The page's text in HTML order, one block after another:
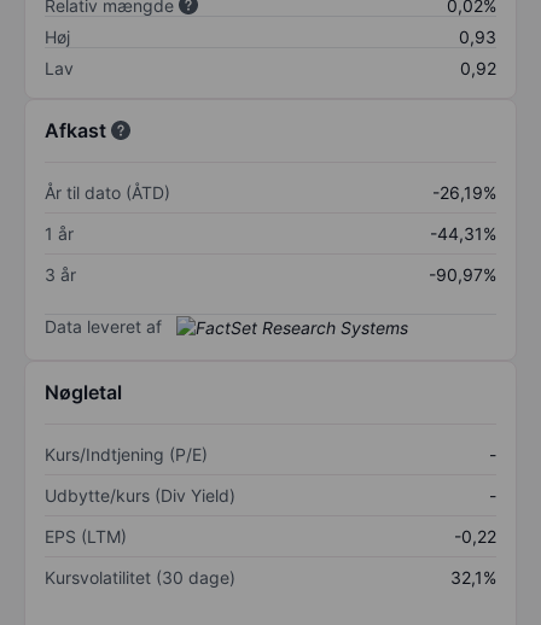
Relativ mængde
0,02%
Høj
0,93
Lav
0,92
Afkast
År til dato (ÅTD)
-26,19%
1 år
-44,31%
3 år
-90,97%
Data leveret af
Nøgletal
Kurs/Indtjening (P/E)
-
Udbytte/kurs (Div Yield)
-
EPS (LTM)
-0,22
Kursvolatilitet (30 dage)
32,1%